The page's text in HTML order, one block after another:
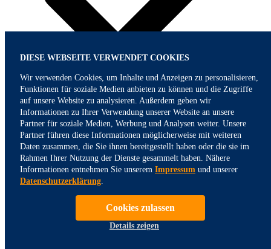
DIESE WEBSEITE VERWENDET COOKIES
Wir verwenden Cookies, um Inhalte und Anzeigen zu personalisieren,
Funktionen für soziale Medien anbieten zu können und die Zugriffe
auf unsere Website zu analysieren. Außerdem geben wir
Informationen zu Ihrer Verwendung unserer Website an unsere
Partner für soziale Medien, Werbung und Analysen weiter. Unsere
Partner führen diese Informationen möglicherweise mit weiteren
Daten zusammen, die Sie ihnen bereitgestellt haben oder die sie im
Rahmen Ihrer Nutzung der Dienste gesammelt haben. Nähere
Informationen entnehmen Sie unserem Impressum und unserer
Datenschutzerklärung.
Cookies zulassen
Details zeigen